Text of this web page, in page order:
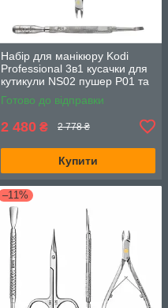
Набір для манікюру Kodi
Professional 3в1 кусачки для
кутикули NS02 пушер P01 та
ножиці S01
Готово до відправки
2 480 ₴ 2 778 ₴
Купити
–11%